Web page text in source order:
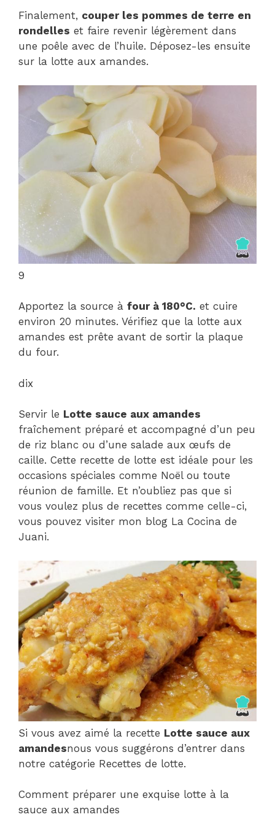
Finalement, couper les pommes de terre en
rondelles et faire revenir légèrement dans
une poêle avec de l’huile. Déposez-les ensuite
sur la lotte aux amandes.
9
Apportez la source à four à 180°C. et cuire
environ 20 minutes. Vérifiez que la lotte aux
amandes est prête avant de sortir la plaque
du four.
dix
Servir le Lotte sauce aux amandes
fraîchement préparé et accompagné d’un peu
de riz blanc ou d’une salade aux œufs de
caille. Cette recette de lotte est idéale pour les
occasions spéciales comme Noël ou toute
réunion de famille. Et n’oubliez pas que si
vous voulez plus de recettes comme celle-ci,
vous pouvez visiter mon blog La Cocina de
Juani.
Si vous avez aimé la recette Lotte sauce aux
amandesnous vous suggérons d’entrer dans
notre catégorie Recettes de lotte.
Comment préparer une exquise lotte à la
sauce aux amandes